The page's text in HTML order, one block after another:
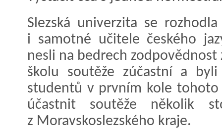
Slezská univerzita se
i samotné učitele českého
nesli na bedrech
školu soutěže zúčastní a
studentů v prvním kole
účastnit soutěže několik
z Moravskoslezského kraje.